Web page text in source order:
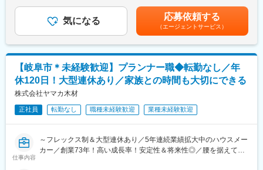
■同社の営業について：
・東芝グループを掲げての営業になるため、他の照明器具や空調
機器を取り扱う代理店と比較しても営業しやすいです。
・東芝グループの商材だけでなく、幅広いメーカーの製品を提案
できるので、顧客のニーズに最大限にこたえることができます。
・売上目標の設定はございますが、担当顧客の状況に合わせた設
定になりますので、営業デビュー3カ月程で達成する社員もいま
す。
■働きやすさ
・年休120日以上でプライベートも重視できる環境です！現場で
■住宅の魅力・特徴
『自然素材』の注文住宅で人気！こだわりの無垢材を使用し、安
◎創業７３年の歴史を持っており、木材を扱っている材木商を前
身としており、様々な特性を持った木材の個性を生かした住宅づ
◎建築面積（坪数ごと）で価格が決まっているので分かりやすく
て安心！
手当＞有＜給与補足＞■賞与：年2回（6月、12月 計3.00ヶ月分ま
たは50万～100万円）■昇給：年1回（4月）■各種手当：あり例：
住宅手当（月２万円）・昼食手当（月3,500円）・資格手当(建築
士、宅建士、施工管理技能士など)・役職手当（主任や店長）賃金
はあくまでも目安の金額であり、選考を通じて上下する可能性が
あります。月給(月額)は固定手当を含めた表記です。
気になる 応募依頼する
（エージェントサービス）
【岐阜市＊未経験歓迎】プランナー職◆転勤なし／年
休120日！大型連休あり／家族との時間も大切にできる
株式会社ヤマカ木材
正社員 転勤なし 職種未経験歓迎 業種未経験歓迎
仕事内容
～フレックス制＆大型連休あり／5年連続業績拡大中のハウスメー
カー／創業73年！高い成長率！安定性＆将来性◎／腰を据えて長